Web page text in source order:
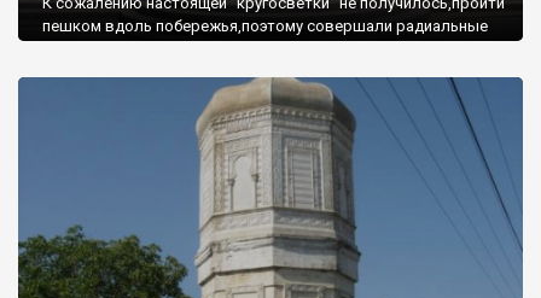
пешком вдоль побережья,поэтому совершали радиальные